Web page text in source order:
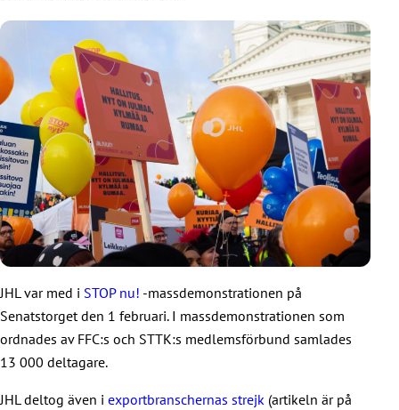
JHL var med i STOP nu! -massdemonstrationen på
Senatstorget den 1 februari. I massdemonstrationen som
ordnades av FFC:s och STTK:s medlemsförbund samlades
13 000 deltagare.
JHL deltog även i exportbranschernas strejk (artikeln är på